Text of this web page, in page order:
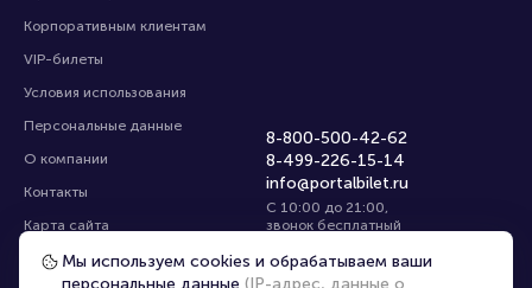
Корпоративным клиентам
VIP-билеты
Условия использования
Персональные данные
О компании
Контакты
Карта сайта
Управление cookies
8-800-500-42-62
8-499-226-15-14
info@portalbilet.ru
С 10:00 до 21:00,
звонок бесплатный
Все площадки
Мы используем cookies и обрабатываем ваши
персональные данные (IP-адрес, данные о